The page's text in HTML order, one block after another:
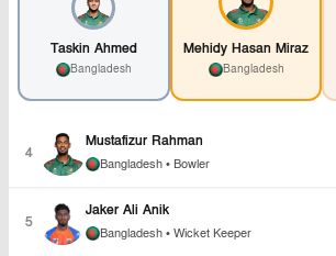
Taskin Ahmed
Bangladesh
Mehidy Hasan Miraz
Bangladesh
4
Mustafizur Rahman
Bangladesh • Bowler
5
Jaker Ali Anik
Bangladesh • Wicket Keeper